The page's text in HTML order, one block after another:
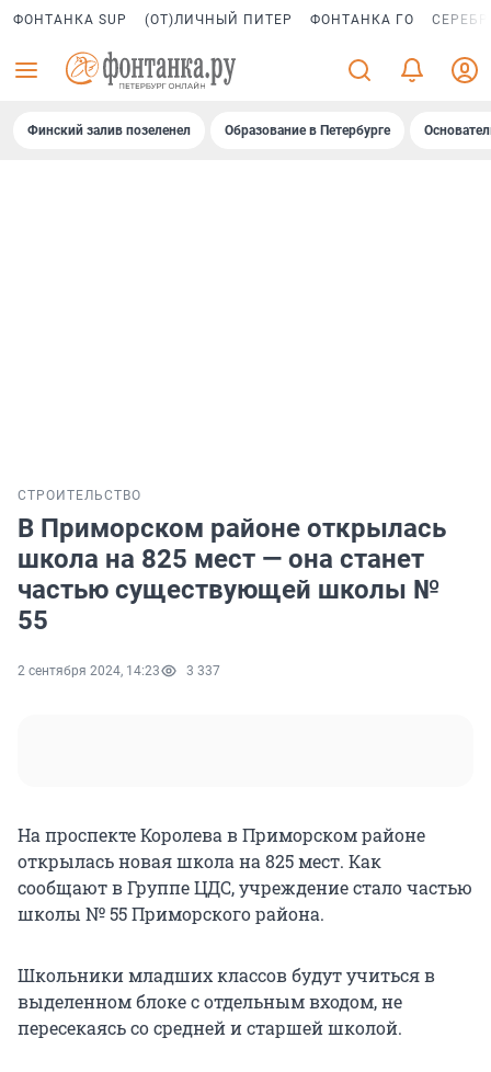
ФОНТАНКА SUP (ОТ)ЛИЧНЫЙ ПИТЕР ФОНТАНКА ГО
Финский залив позеленел Образование в Петербурге
СТРОИТЕЛЬСТВО
В Приморском районе открылась
школа на 825 мест — она станет
частью существующей школы №
55
2 сентября 2024, 14:23 3 337
На проспекте Королева в Приморском районе
открылась новая школа на 825 мест. Как
сообщают в Группе ЦДС, учреждение стало частью
школы № 55 Приморского района.
Школьники младших классов будут учиться в
выделенном блоке с отдельным входом, не
пересекаясь со средней и старшей школой.